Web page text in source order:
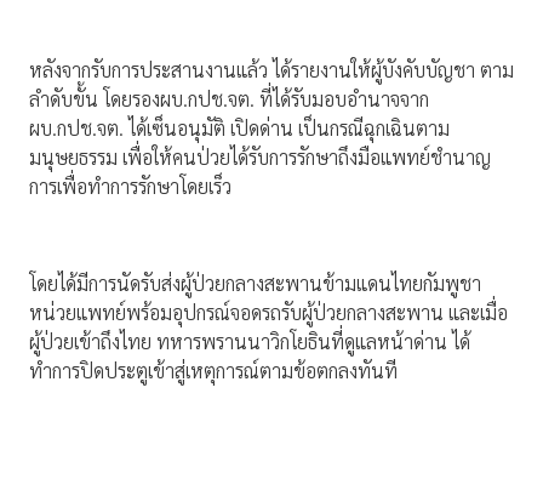
หลังจากรับการประสานงานแล้ว ได้รายงานให้ผู้บังคับบัญชา ตาม
ลำดับขั้น โดยรองผบ.กปช.จต. ที่ได้รับมอบอำนาจจาก
ผบ.กปช.จต. ได้เซ็นอนุมัติ เปิดด่าน เป็นกรณีฉุกเฉินตาม
มนุษยธรรม เพื่อให้คนป่วยได้รับการรักษาถึงมือแพทย์ชำนาญ
การเพื่อทำการรักษาโดยเร็ว
โดยได้มีการนัดรับส่งผู้ป่วยกลางสะพานข้ามแดนไทยกัมพูชา
หน่วยแพทย์พร้อมอุปกรณ์จอดรถรับผู้ป่วยกลางสะพาน และเมื่อ
ผู้ป่วยเข้าถึงไทย ทหารพรานนาวิกโยธินที่ดูแลหน้าด่าน ได้
ทำการปิดประตูเข้าสู่เหตุการณ์ตามข้อตกลงทันที